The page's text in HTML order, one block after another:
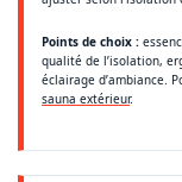
Points de choix :
qualité de l’isolation,
éclairage d’ambiance.
sauna extérieur.